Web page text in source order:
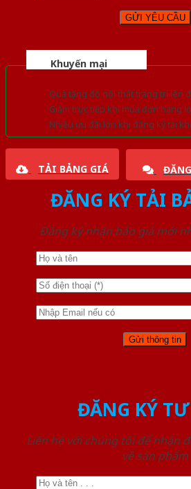
Khuyến mại
Quà tặng đồ nội thất trang trí lên
Giảm trực tiếp khi mua đơn hàng
Nhiều ưu đãi lớn khi đăng ký tài
TẢI BẢNG GIÁ
ĐĂNG KÝ TẢI
Đăng ký nhận báo giá mới
ĐĂNG KÝ
Liên hệ với chúng tôi để nhận
về sản phẩm